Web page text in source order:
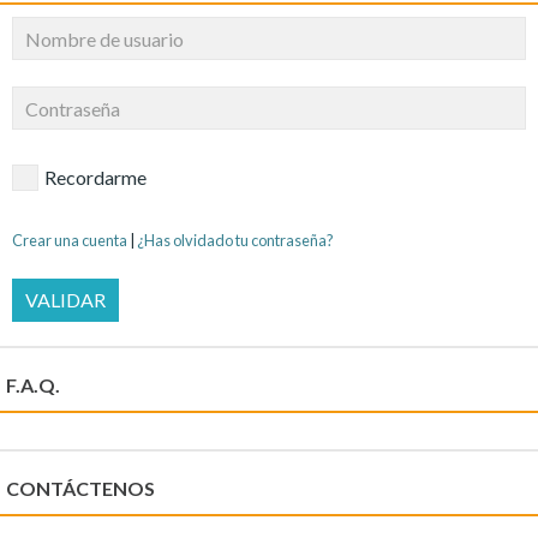
Recordarme
Crear una cuenta ¿Has olvidado tu contraseña?
VALIDAR
F.A.Q.
CONTÁCTENOS